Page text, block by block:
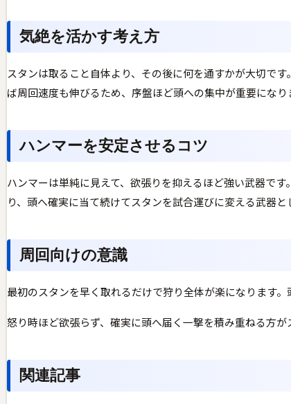
気絶を活かす考え方
スタンは取ること自体より、その後に何を通すかが大切で
ば周回速度も伸びるため、序盤ほど頭への集中が重要になり
ハンマーを安定させるコツ
ハンマーは単純に見えて、欲張りを抑えるほど強い武器で
り、頭へ確実に当て続けてスタンを試合運びに変える武器と
周回向けの意識
最初のスタンを早く取れるだけで狩り全体が楽になります
怒り時ほど欲張らず、確実に頭へ届く一撃を積み重ねる方
関連記事